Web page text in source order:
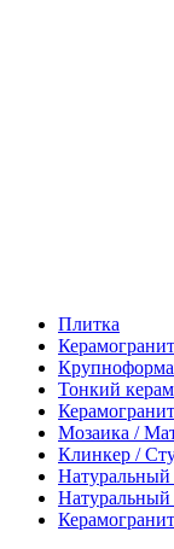
Плитка
Керамогранит
Тонкий
Мозаика /
Клинкер /
Натуральный
Натуральный